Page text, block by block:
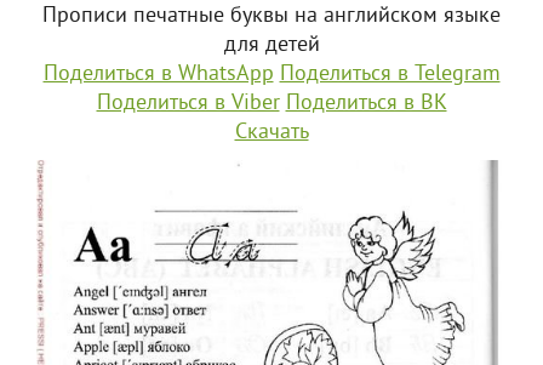
Прописи печатные буквы на английском языке
для детей
Поделиться в WhatsApp Поделиться в Telegram
Поделиться в Viber Поделиться в ВК
Скачать